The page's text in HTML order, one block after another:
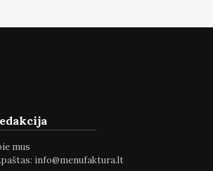
mus
info@menufaktura.lt